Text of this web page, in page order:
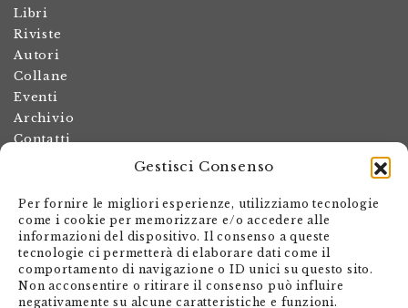
Gestisci Consenso
Per fornire le migliori esperienze, utilizziamo tecnologie
come i cookie per memorizzare e/o accedere alle
informazioni del dispositivo. Il consenso a queste
tecnologie ci permetterà di elaborare dati come il
comportamento di navigazione o ID unici su questo sito.
Non acconsentire o ritirare il consenso può influire
negativamente su alcune caratteristiche e funzioni.
Libri
Riviste
Autori
Collane
Eventi
Archivio
Contatti
Termini e condizioni
Spese di spedizione
Politica dei resi
Informativa sulla privacy
Il mio account
Carrello